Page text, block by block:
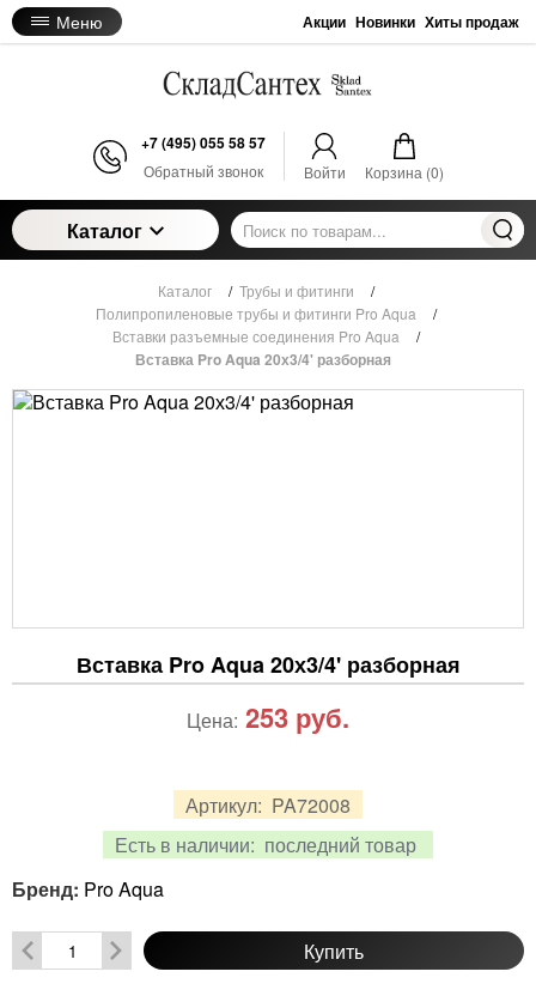
Меню Акции Новинки Хиты продаж
+7 (495) 055 58 57
Обратный звонок Войти Корзина (0)
Каталог
Каталог / Трубы и фитинги
/
Полипропиленовые трубы и фитинги Pro Aqua
/
Вставки разъемные соединения Pro Aqua
/
Вставка Pro Aqua 20х3/4' разборная
Вставка Pro Aqua 20х3/4' разборная
Артикул: PA72008
Есть в наличии: последний товар
Цена: 253 руб.
Бренд: Pro Aqua
Купить